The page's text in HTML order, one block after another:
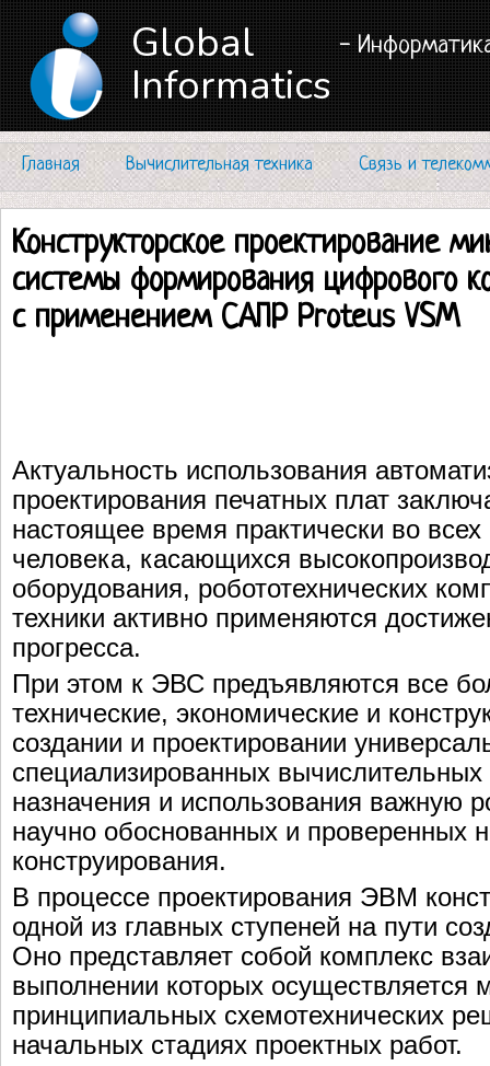
Global
Informatics
-
Главная Вычислительная техника Связь и
Конструкторское проектирование
системы формирования цифрового
с применением САПР Proteus VSM
Актуальность использования
проектирования печатных плат
настоящее время практически во всех
человека, касающихся
оборудования, робототехнических
техники активно применяются
прогресса.
При этом к ЭВС предъявляются все
технические, экономические и
создании и проектировании
специализированных вычислительных
назначения и использования важную
научно обоснованных и проверенных
конструирования.
В процессе проектирования ЭВМ
одной из главных ступеней на пути
Оно представляет собой комплекс
выполнении которых осуществляется
принципиальных схемотехнических
начальных стадиях проектных работ.